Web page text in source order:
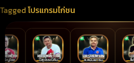
Taggedโปรแกรมไก่ชน